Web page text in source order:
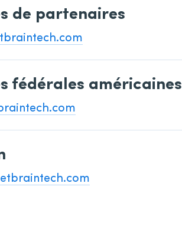
de partenaires
fédérales américaines